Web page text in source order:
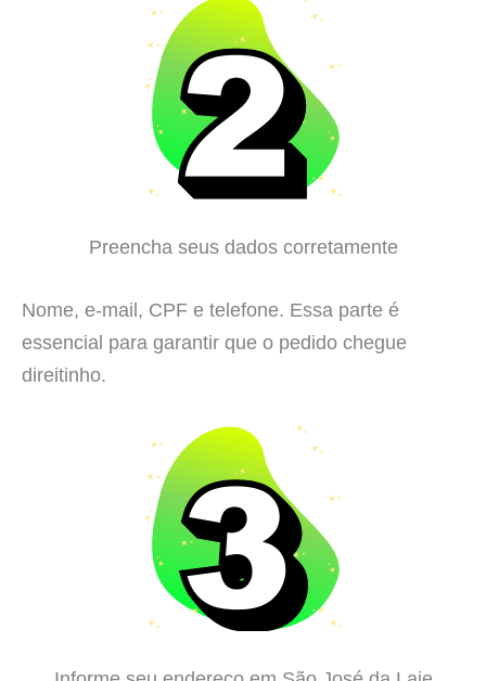
Preencha seus dados corretamente
Nome, e-mail, CPF e telefone. Essa parte é
essencial para garantir que o pedido chegue
direitinho.